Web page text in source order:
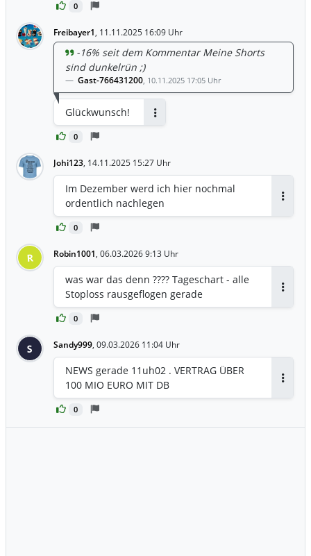
0
Freibayer1, 11.11.2025 16:09 Uhr
0
-16% seit dem Kommentar Meine Shorts
sind dunkelrün ;)
Gast-766431200, 10.11.2025 17:05 Uhr
Glückwunsch!
Johi123, 14.11.2025 15:27 Uhr
0
Im Dezember werd ich hier nochmal
ordentlich nachlegen
R Robin1001, 06.03.2026 9:13 Uhr
0
was war das denn ???? Tageschart - alle
Stoploss rausgeflogen gerade
S Sandy999, 09.03.2026 11:04 Uhr
0
NEWS gerade 11uh02 . VERTRAG ÜBER
100 MIO EURO MIT DB